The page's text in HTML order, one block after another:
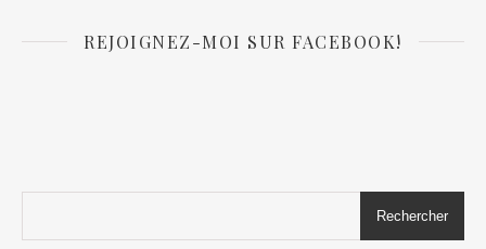
REJOIGNEZ-MOI SUR FACEBOOK!
Rechercher